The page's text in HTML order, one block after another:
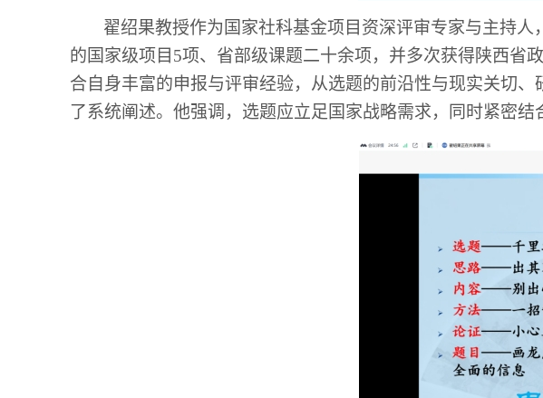
翟绍果教授作为国家社科基金项目资深评审专家与主持
的国家级项目5项、省部级课题二十余项，并多次获得陕西省
合自身丰富的申报与评审经验，从选题的前沿性与现实关切
了系统阐述。他强调，选题应立足国家战略需求，同时紧密